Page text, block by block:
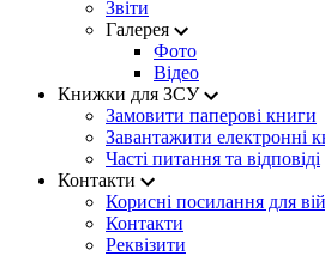
Звіти
Галерея
Фото
Відео
Книжки для ЗСУ
Замовити паперові книги
Завантажити електронні
Часті питання та відповіді
Контакти
Корисні посилання для
Контакти
Реквізити